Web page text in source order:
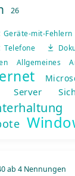
26
Geräte-mit-Fehlern
Telefone
Allgemeines
Server
ab 4 Nennungen